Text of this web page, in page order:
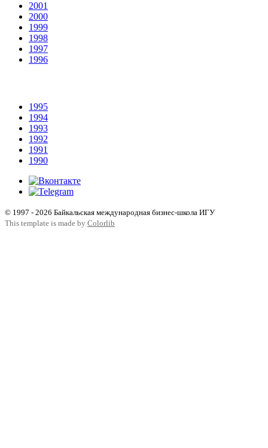
2001
2000
1999
1998
1997
1996
1995
1994
1993
1992
1991
1990
© 1997 - 2026 Байкальская международная бизнес-школа ИГУ
This template is made by Colorlib